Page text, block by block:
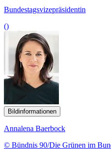
Bundestagsvizepräsidentin
()
Bildinformationen
Annalena Baerbock
© Bündnis 90/Die Grünen im